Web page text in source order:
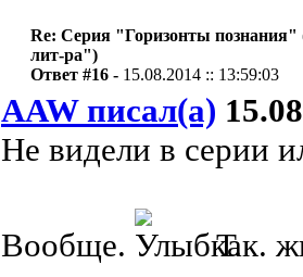
Re: Серия "Горизонты познания"
лит-ра")
Ответ #16 - 15.08.2014 :: 13:59:03
AAW писал(а)
Не видели в серии
Вообще.
Т.к.